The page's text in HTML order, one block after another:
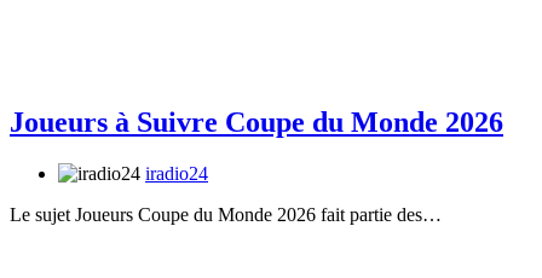
Joueurs à Suivre Coupe du Monde 2026
iradio24
Le sujet Joueurs Coupe du Monde 2026 fait partie des…